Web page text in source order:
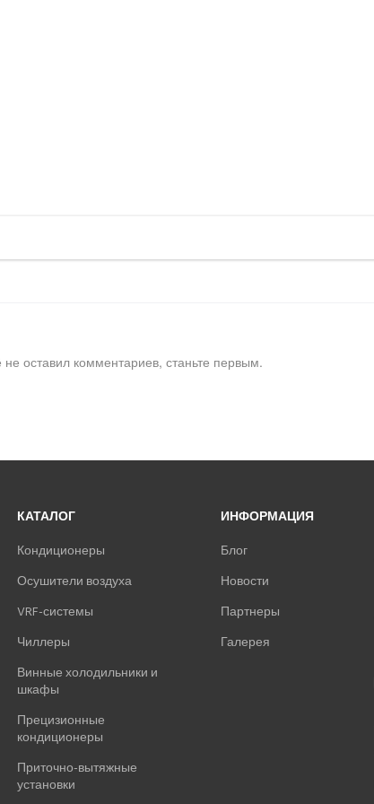
оставил комментариев, станьте первым.
КАТАЛОГ
Кондиционеры
Осушители воздуха
VRF-системы
Чиллеры
Винные холодильники и
шкафы
Прецизионные
кондиционеры
Приточно-вытяжные
установки
ИНФОРМАЦИЯ
Блог
Новости
Партнеры
Галерея